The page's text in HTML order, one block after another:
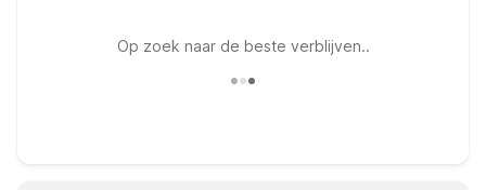
Op zoek naar de beste verblijven..